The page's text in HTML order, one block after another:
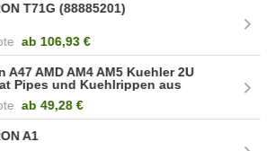
T71G (88885201)
ab 106,93 €
A47 AMD AM4 AM5 Kuehler 2U
Pipes und Kuehlrippen aus
ab49,28 €
A1